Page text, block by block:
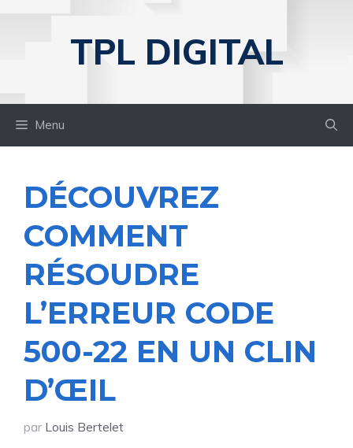
TPL DIGITAL
Menu
DÉCOUVREZ
COMMENT
RÉSOUDRE
L’ERREUR CODE
500-22 EN UN CLIN
D’ŒIL
par Louis Bertelet